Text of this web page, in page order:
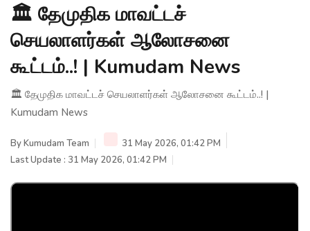
🏛️ தேமுதிக மாவட்டச்
செயலாளர்கள் ஆலோசனை
கூட்டம்..! | Kumudam News
🏛️ தேமுதிக மாவட்டச் செயலாளர்கள் ஆலோசனை கூட்டம்..! |
Kumudam News
ByKumudam Team
31 May 2026, 01:42 PM
Last Update : 31 May 2026, 01:42 PM